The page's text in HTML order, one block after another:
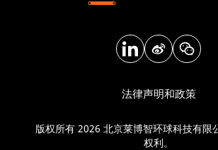
法律声明和政策
版权所有 2026 北京莱博智环球科技有限
权利。